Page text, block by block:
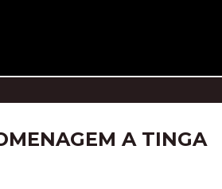
A TINGA